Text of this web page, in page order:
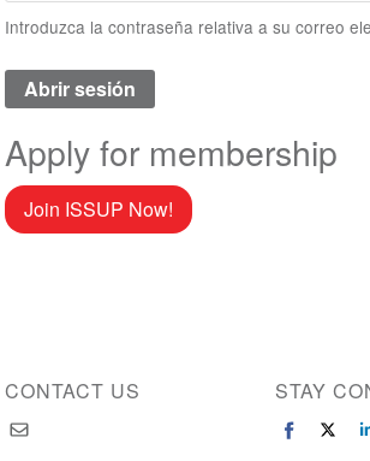
Introduzca la contraseña relativa a su correo
Apply for membership
Join ISSUP Now!
CONTACT US STAY